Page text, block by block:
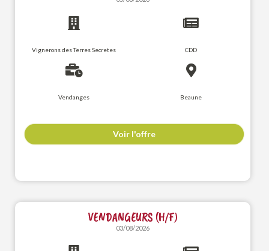
Vignerons des Terres Secretes CDD
Vendanges Beaune
Voir l'offre
VENDANGEURS (H/F)
03/08/2026